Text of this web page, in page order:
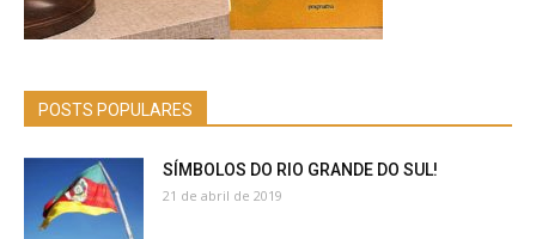
POSTS POPULARES
SÍMBOLOS DO RIO GRANDE DO SUL!
21 de abril de 2019